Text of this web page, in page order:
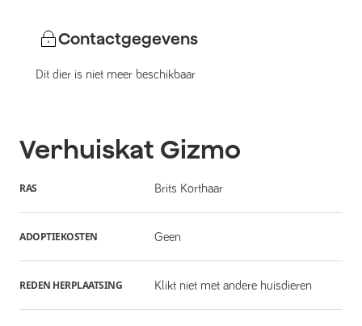
Contactgegevens
Dit dier is niet meer beschikbaar
Verhuiskat Gizmo
RAS Brits Korthaar
ADOPTIEKOSTEN Geen
REDEN HERPLAATSING Klikt niet met andere huisdieren